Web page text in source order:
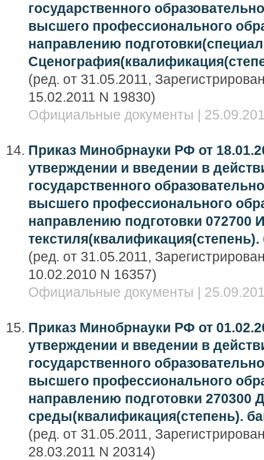
государственного
высшего профессионального
направлению
(ред. от 31.05.2011,
15.02.2011 N 19830)
Официальные документы |
Приказ Минобрнауки РФ от
утверждении и введении в
государственного
высшего профессионального
направлению подготовки 072700
текстиля(квалификация(степень).
(ред. от 31.05.2011,
10.02.2010 N 16357)
Официальные документы |
Приказ Минобрнауки РФ от
утверждении и введении в
государственного
высшего профессионального
направлению подготовки 270300
среды(квалификация(степень).
(ред. от 31.05.2011,
28.03.2011 N 20314)